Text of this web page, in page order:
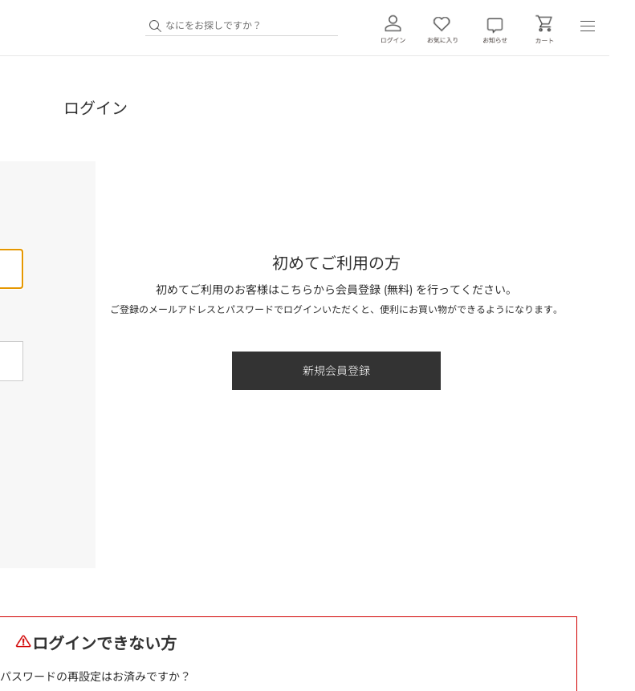
ログイン
初めてご利用の方
初めてご利用のお客様はこちらから会員登録 (無料) を行ってください。
ご登録のメールアドレスとパスワードでログインいただくと、便利にお買い物ができるようになります。
ログインできない方
パスワードの再設定はお済みですか？